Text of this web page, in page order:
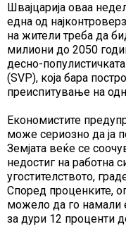
Швајцарија оваа
една од
на жители треба да
милиони до 2050
десно-
(SVP), која бара
преиспитување на
Економистите
може сериозно да ја
Земјата веќе се
недостиг на работна
угостителството,
Според проценките,
можело да го намали
за дури 12 проценти